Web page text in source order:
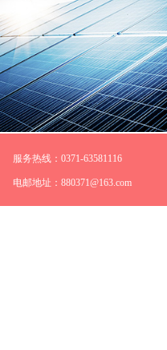
服务热线：0371-63581116
电邮地址：880371@163.com